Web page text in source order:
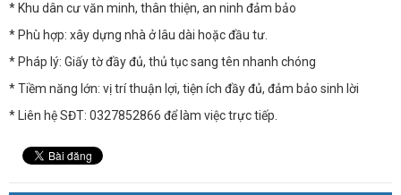
* Khu dân cư văn minh, thân thiện, an ninh đảm bảo
* Phù hợp: xây dựng nhà ở lâu dài hoặc đầu tư.
* Pháp lý: Giấy tờ đầy đủ, thủ tục sang tên nhanh chóng
* Tiềm năng lớn: vị trí thuận lợi, tiện ích đầy đủ, đảm bảo sinh lời
* Liên hệ SĐT: 0327852866 để làm việc trực tiếp.